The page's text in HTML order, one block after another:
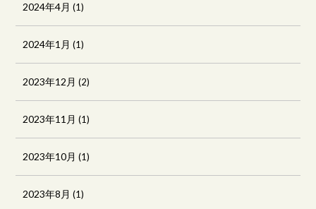
2024年4月 (1)
2024年1月 (1)
2023年12月 (2)
2023年11月 (1)
2023年10月 (1)
2023年8月 (1)